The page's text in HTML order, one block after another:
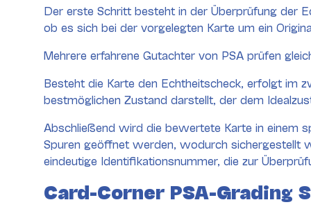
Der erste Schritt besteht in der Überprüfung der
ob es sich bei der vorgelegten Karte um ein
Mehrere erfahrene Gutachter von PSA prüfen
Besteht die Karte den Echtheitscheck, erfolgt im
bestmöglichen Zustand darstellt, der dem
Abschließend wird die bewertete Karte in einem
Spuren geöffnet werden, wodurch sichergestellt
eindeutige Identifikationsnummer, die zur
Card-Corner PSA-Grading